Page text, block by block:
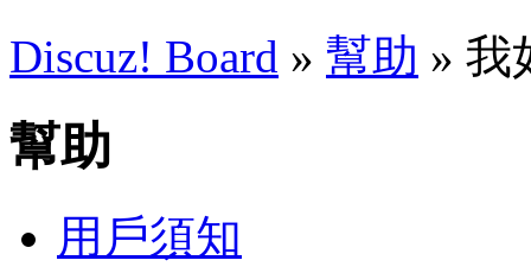
Discuz! Board » 幫助 » 我
幫助
用戶須知